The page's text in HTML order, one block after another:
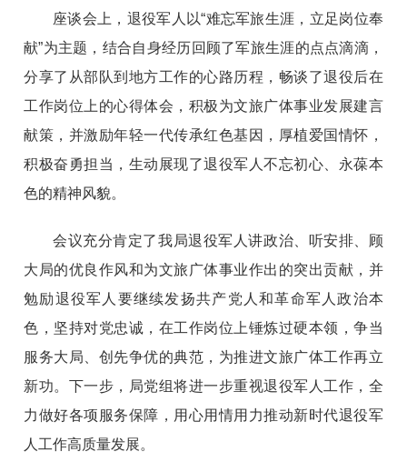
座谈会上，退役军人以“难忘军旅生涯，立足岗位奉
献”为主题，结合自身经历回顾了军旅生涯的点点滴滴，
分享了从部队到地方工作的心路历程，畅谈了退役后在
工作岗位上的心得体会，积极为文旅广体事业发展建言
献策，并激励年轻一代传承红色基因，厚植爱国情怀，
积极奋勇担当，生动展现了退役军人不忘初心、永葆本
色的精神风貌。
会议充分肯定了我局退役军人讲政治、听安排、顾
大局的优良作风和为文旅广体事业作出的突出贡献，并
勉励退役军人要继续发扬共产党人和革命军人政治本
色，坚持对党忠诚，在工作岗位上锤炼过硬本领，争当
服务大局、创先争优的典范，为推进文旅广体工作再立
新功。下一步，局党组将进一步重视退役军人工作，全
力做好各项服务保障，用心用情用力推动新时代退役军
人工作高质量发展。